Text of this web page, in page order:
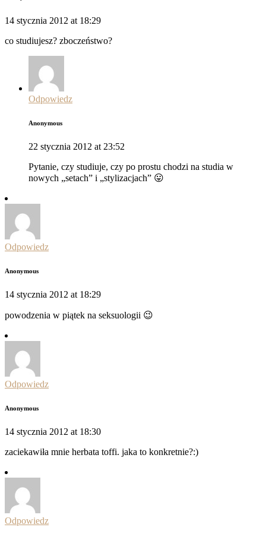
14 stycznia 2012 at 18:29
co studiujesz? zboczeństwo?
Odpowiedz
Anonymous
22 stycznia 2012 at 23:52
Pytanie, czy studiuje, czy po prostu chodzi na studia w
nowych „setach” i „stylizacjach” 😛
Odpowiedz
Anonymous
14 stycznia 2012 at 18:29
powodzenia w piątek na seksuologii 😉
Odpowiedz
Anonymous
14 stycznia 2012 at 18:30
zaciekawiła mnie herbata toffi. jaka to konkretnie?:)
Odpowiedz